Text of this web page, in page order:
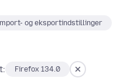
og eksportindstillinger
Firefox 134.0